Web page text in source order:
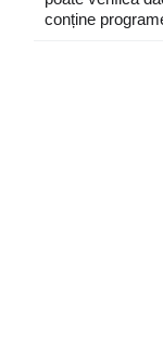
conține